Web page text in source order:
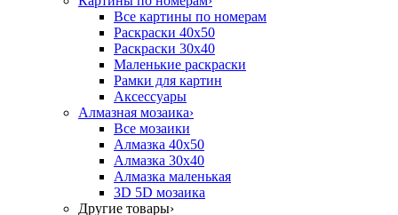
Все картины по номерам
Раскраски 40х50
Раскраски 30х40
Маленькие раскраски
Рамки для картин
Аксессуары
Алмазная мозаика›
Все мозаики
Алмазка 40х50
Алмазка 30х40
Алмазка маленькая
3D 5D мозаика
Другие товары›